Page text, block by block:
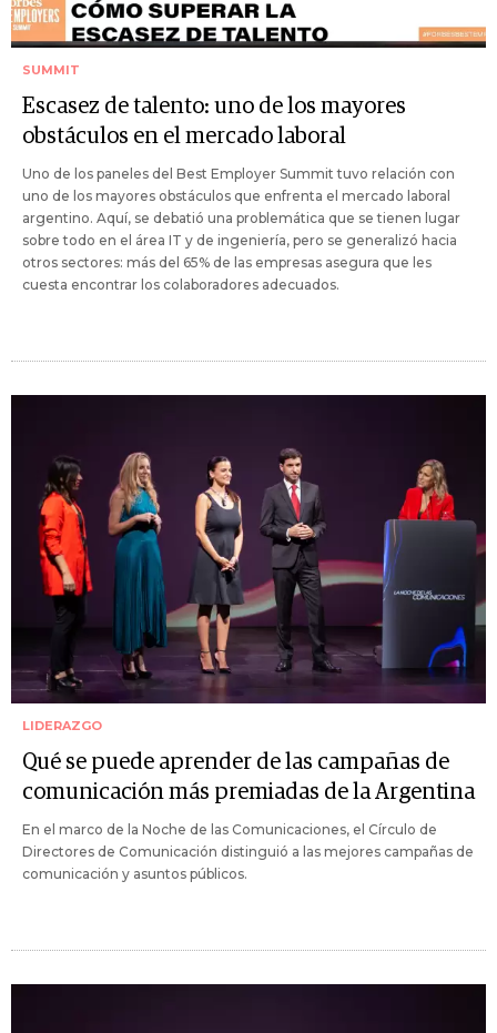
SUMMIT
Escasez de talento: uno de los mayores
obstáculos en el mercado laboral
Uno de los paneles del Best Employer Summit tuvo relación con
uno de los mayores obstáculos que enfrenta el mercado laboral
argentino. Aquí, se debatió una problemática que se tienen lugar
sobre todo en el área IT y de ingeniería, pero se generalizó hacia
otros sectores: más del 65% de las empresas asegura que les
cuesta encontrar los colaboradores adecuados.
LIDERAZGO
Qué se puede aprender de las campañas de
comunicación más premiadas de la Argentina
En el marco de la Noche de las Comunicaciones, el Círculo de
Directores de Comunicación distinguió a las mejores campañas de
comunicación y asuntos públicos.